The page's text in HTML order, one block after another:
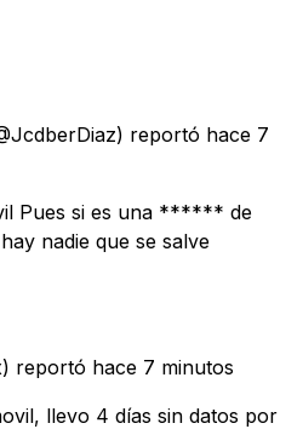
reportó hace 7
Pues si es una ****** de
nadie que se salve
reportó hace 7 minutos
llevo 4 días sin datos por